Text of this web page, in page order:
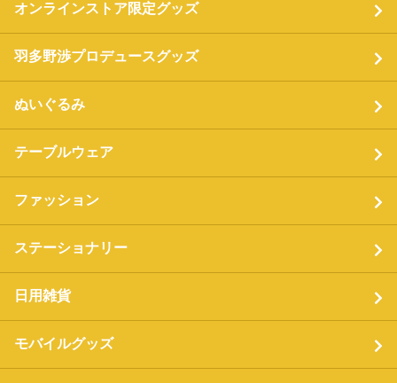
オンラインストア限定グッズ
羽多野渉プロデュースグッズ
ぬいぐるみ
テーブルウェア
ファッション
ステーショナリー
日用雑貨
モバイルグッズ